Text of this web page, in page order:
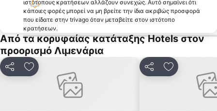
Παραλία Σαλιάρα
Αμμόγλωσσα - Κεραμωτή
Παραλία Πευκάρι
Ψιλή Άμμος
Εμπορικό Κέντρο Καβάλας
Tίμιος Σταυρός
Μεταλλεία Θάσου
Παχύς
Το Βυζαντινό Κάστρο Της Καβάλας
'Αγιος Γιάννης
Παραδοσιακός Οικισμός Παναγιάς
Παραλία Ραχωνίου
ιστότοπους κρατήσεων αλλάζουν συνεχώς. Αυτό σημαίνει ότι
κάποιες φορές μπορεί να μη βρείτε την ίδια ακριβώς προσφορά
που είδατε στην trivago όταν μεταβείτε στον ιστότοπο
κρατήσεων.
Από τα κορυφαίας κατάταξης Hotels στον
προορισμό Λιμενάρια
ΚοινοποίησηΠροσθήκη στα αγαπημένα ΚοινοποίησηΠροσθήκη